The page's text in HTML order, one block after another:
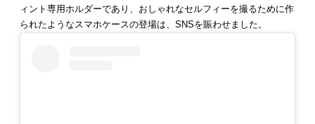
ィント専用ホルダーであり、おしゃれなセルフィーを撮るために作
られたようなスマホケースの登場は、SNSを賑わせました。